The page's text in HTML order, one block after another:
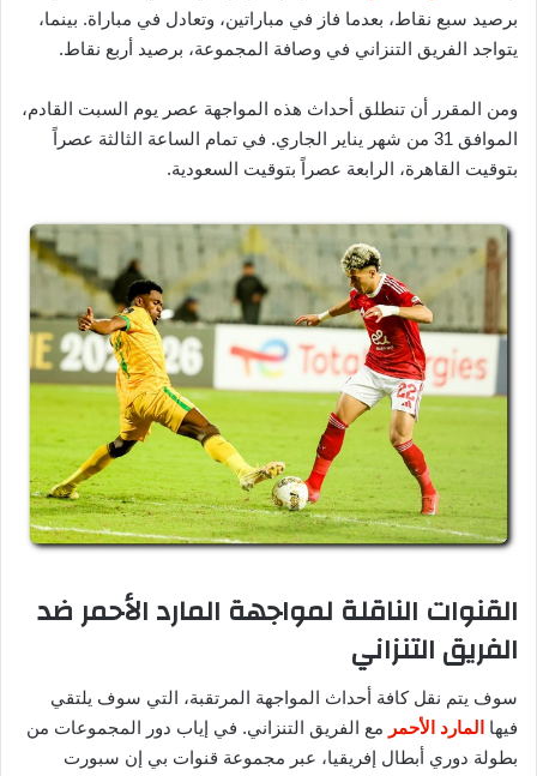
برصيد سبع نقاط، بعدما فاز في مباراتين، وتعادل في مباراة. بينما،
يتواجد الفريق التنزاني في وصافة المجموعة، برصيد أربع نقاط.
ومن المقرر أن تنطلق أحداث هذه المواجهة عصر يوم السبت القادم،
الموافق 31 من شهر يناير الجاري. في تمام الساعة الثالثة عصراً
بتوقيت القاهرة، الرابعة عصراً بتوقيت السعودية.
القنوات الناقلة لمواجهة المارد الأحمر ضد
الفريق التنزاني
سوف يتم نقل كافة أحداث المواجهة المرتقبة، التي سوف يلتقي
فيها المارد الأحمر مع الفريق التنزاني. في إياب دور المجموعات من
بطولة دوري أبطال إفريقيا، عبر مجموعة قنوات بي إن سبورت